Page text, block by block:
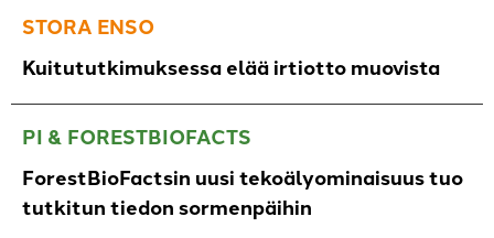
STORA ENSO
Kuitututkimuksessa elää irtiotto muovista
PI & FORESTBIOFACTS
ForestBioFactsin uusi tekoälyominaisuus tuo
tutkitun tiedon sormenpäihin